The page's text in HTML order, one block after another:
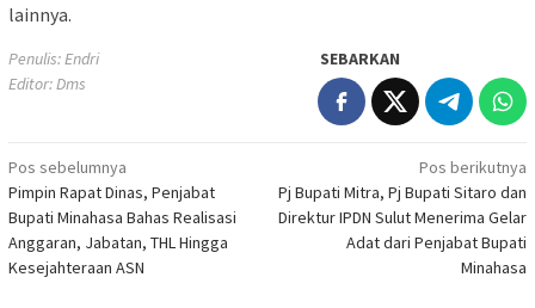
lainnya.
Penulis: Endri
Editor: Dms
SEBARKAN
Navigasi
pos
Pos sebelumnya
Pimpin Rapat Dinas, Penjabat
Bupati Minahasa Bahas Realisasi
Anggaran, Jabatan, THL Hingga
Kesejahteraan ASN
Pos berikutnya
Pj Bupati Mitra, Pj Bupati Sitaro dan
Direktur IPDN Sulut Menerima Gelar
Adat dari Penjabat Bupati
Minahasa